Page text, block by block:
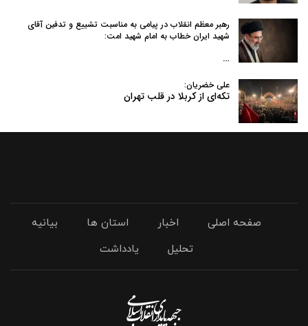
رهبر معظم انقلاب در پیامی به‌ مناسبت تشییع و تدفین آقای
شهید ایران خطاب به امام شهید امت:
…
علی خضریان:
تکه‌ای از کربلا در قلب تهران
صفحه اصلی اخبار استان ها
بیانیه
تحلیل
یادداشت